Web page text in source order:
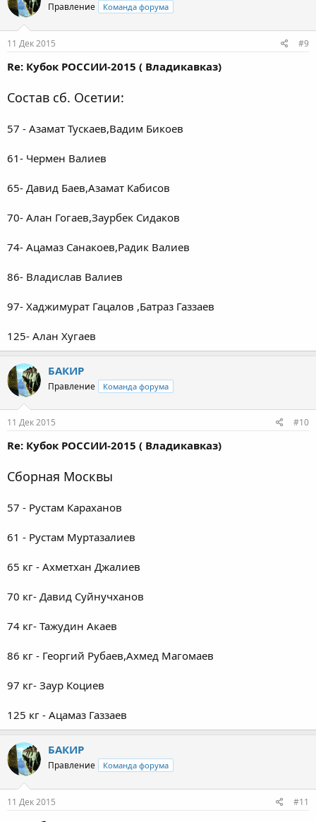
Правление Команда форума
11 Дек 2015 #9
Re: Кубок РОССИИ-2015 ( Владикавказ)
Состав сб. Осетии:
57 - Азамат Тускаев,Вадим Бикоев
61- Чермен Валиев
65- Давид Баев,Азамат Кабисов
70- Алан Гогаев,Заурбек Сидаков
74- Ацамаз Санакоев,Радик Валиев
86- Владислав Валиев
97- Хаджимурат Гацалов ,Батраз Газзаев
125- Алан Хугаев
БАКИР
Правление Команда форума
11 Дек 2015 #10
Re: Кубок РОССИИ-2015 ( Владикавказ)
Сборная Москвы
57 - Рустам Караханов
61 - Рустам Муртазалиев
65 кг - Ахметхан Джалиев
70 кг- Давид Суйнучханов
74 кг- Тажудин Акаев
86 кг - Георгий Рубаев,Ахмед Магомаев
97 кг- Заур Коциев
125 кг - Ацамаз Газзаев
БАКИР
Правление Команда форума
11 Дек 2015 #11